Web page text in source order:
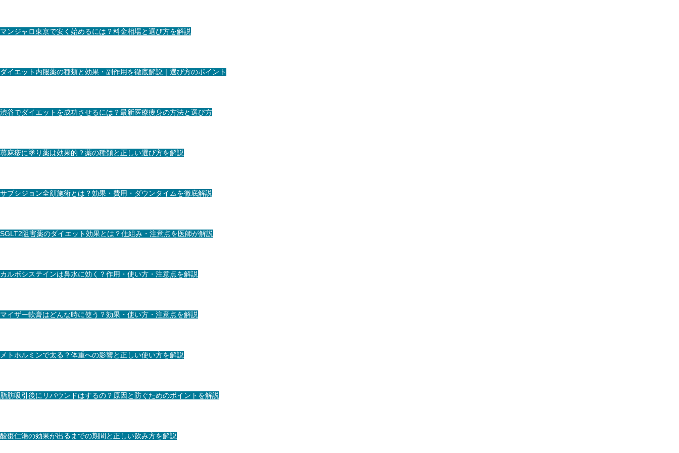
マンジャロ東京で安く始めるには？料金相場と選び方を解説
ダイエット内服薬の種類と効果・副作用を徹底解説｜選び方のポイント
渋谷でダイエットを成功させるには？最新医療痩身の方法と選び方
蕁麻疹に塗り薬は効果的？薬の種類と正しい選び方を解説
サブシジョン全顔施術とは？効果・費用・ダウンタイムを徹底解説
SGLT2阻害薬のダイエット効果とは？仕組み・注意点を医師が解説
カルボシステインは鼻水に効く？作用・使い方・注意点を解説
マイザー軟膏はどんな時に使う？効果・使い方・注意点を解説
メトホルミンで太る？体重への影響と正しい使い方を解説
脂肪吸引後にリバウンドはするの？原因と防ぐためのポイントを解説
酸棗仁湯の効果が出るまでの期間と正しい飲み方を解説